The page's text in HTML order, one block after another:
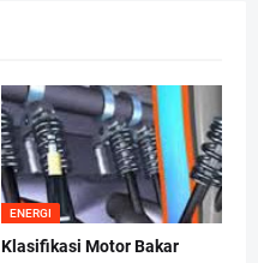
ENERGI
Klasifikasi Motor Bakar